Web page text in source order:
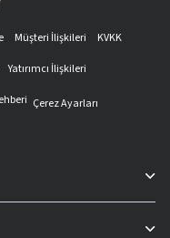
Müşteri İlişkileri
KVKK
Yatırımcı İlişkileri
Çerez Ayarları